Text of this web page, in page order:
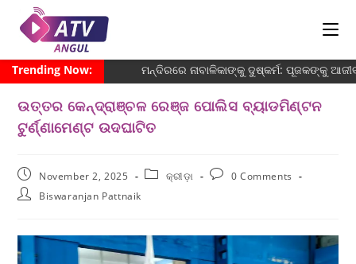
Trending Now: ମନ୍ଦିରରେ ନାବାଳିକାଙ୍କୁ ଦୁଷ୍କର୍ମ: ପୂଜକଙ୍କୁ
ଉତ୍ତର କେନ୍ଦ୍ରାଞ୍ଚଳ ରେଞ୍ଜ ପୋଲିସ ବ୍ୟାଡମିଣ୍ଟନ
ଟୁର୍ଣ୍ଣାମେଣ୍ଟ ଉଦଘାଟିତ
November 2, 2025 କ୍ରୀଡ଼ା
0 Comments
Biswaranjan Pattnaik